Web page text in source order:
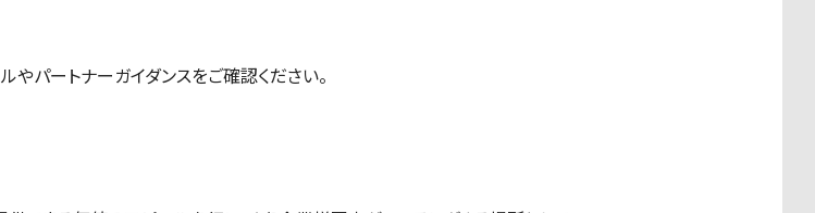
パートナーガイダンスをご確認ください。